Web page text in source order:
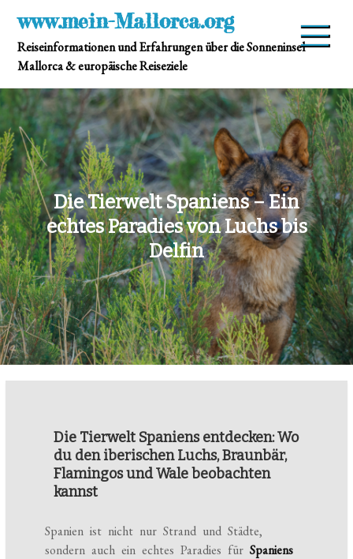
content
www.mein-Mallorca.org
Reiseinformationen und Erfahrungen über die Sonneninsel
Mallorca & europäische Reiseziele
Die Tierwelt Spaniens – Ein
echtes Paradies von Luchs bis
Delfin
Die Tierwelt Spaniens entdecken: Wo
du den iberischen Luchs, Braunbär,
Flamingos und Wale beobachten
kannst
Spanien ist nicht nur Strand und Städte,
sondern auch ein echtes Paradies fürSpaniens